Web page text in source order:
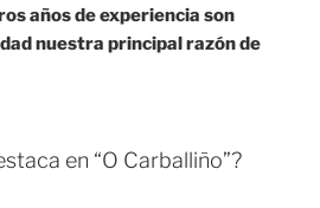
años de experiencia son
nuestra principal razón de
en “O Carballiño”?